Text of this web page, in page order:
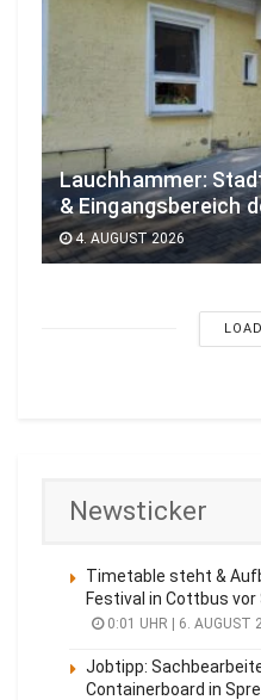
Lauchhammer:
& Eingangsbereich
4. AUGUST 2026
Newsticker
Timetable steht &
Festival in Cottbus
0:01 UHR | 6. AUGUST
Jobtipp:
Containerboard in